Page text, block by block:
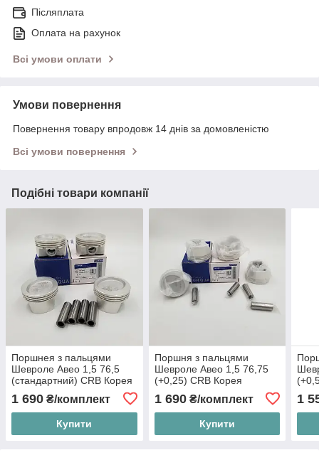
Післяплата
Оплата на рахунок
Всі умови оплати
Умови повернення
Повернення товару впродовж 14 днів за домовленістю
Всі умови повернення
Подібні товари компанії
Поршнея з пальцями
Шевроле Авео 1,5 76,5
(стандартний) CRB Корея
1 690 ₴/комплект
Купити
Поршня з пальцями
Шевроле Авео 1,5 76,75
(+0,25) CRB Корея
1 690₴/комплект
Купити
1